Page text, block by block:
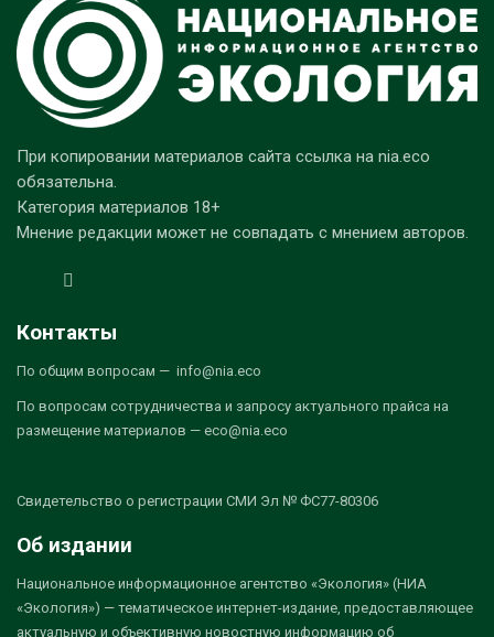
При копировании материалов сайта ссылка на nia.eco
обязательна.
Категория материалов 18+
Мнение редакции может не совпадать с мнением авторов.
Контакты
По общим вопросам — info@nia.eco
По вопросам сотрудничества и запросу актуального прайса на
размещение материалов — eco@nia.eco
Свидетельство о регистрации СМИ Эл № ФС77-80306
Об издании
Национальное информационное агентство «Экология» (НИА
«Экология») — тематическое интернет-издание, предоставляющее
актуальную и объективную новостную информацию об